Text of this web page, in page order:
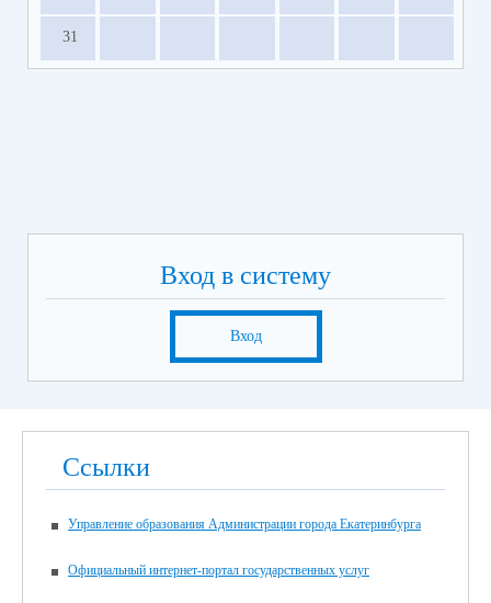
31
Вход в систему
Вход
Ссылки
Управление образования Администрации города Екатеринбурга
Официальный интернет-портал государственных услуг